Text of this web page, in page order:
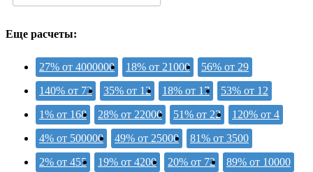
Еще расчеты:
27% от 4000000 18% от 21000
56% от 29
140% от 73
35% от 12 18% от 17
53% от 12
1% от 168
28% от 22000 51% от 22
120% от 4
4% от 500000
49% от 25000
81% от 3500
2% от 455
19% от 4200 20% от 72 89% от 10000